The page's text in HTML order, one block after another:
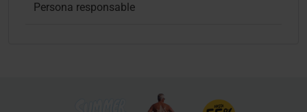
Persona responsable